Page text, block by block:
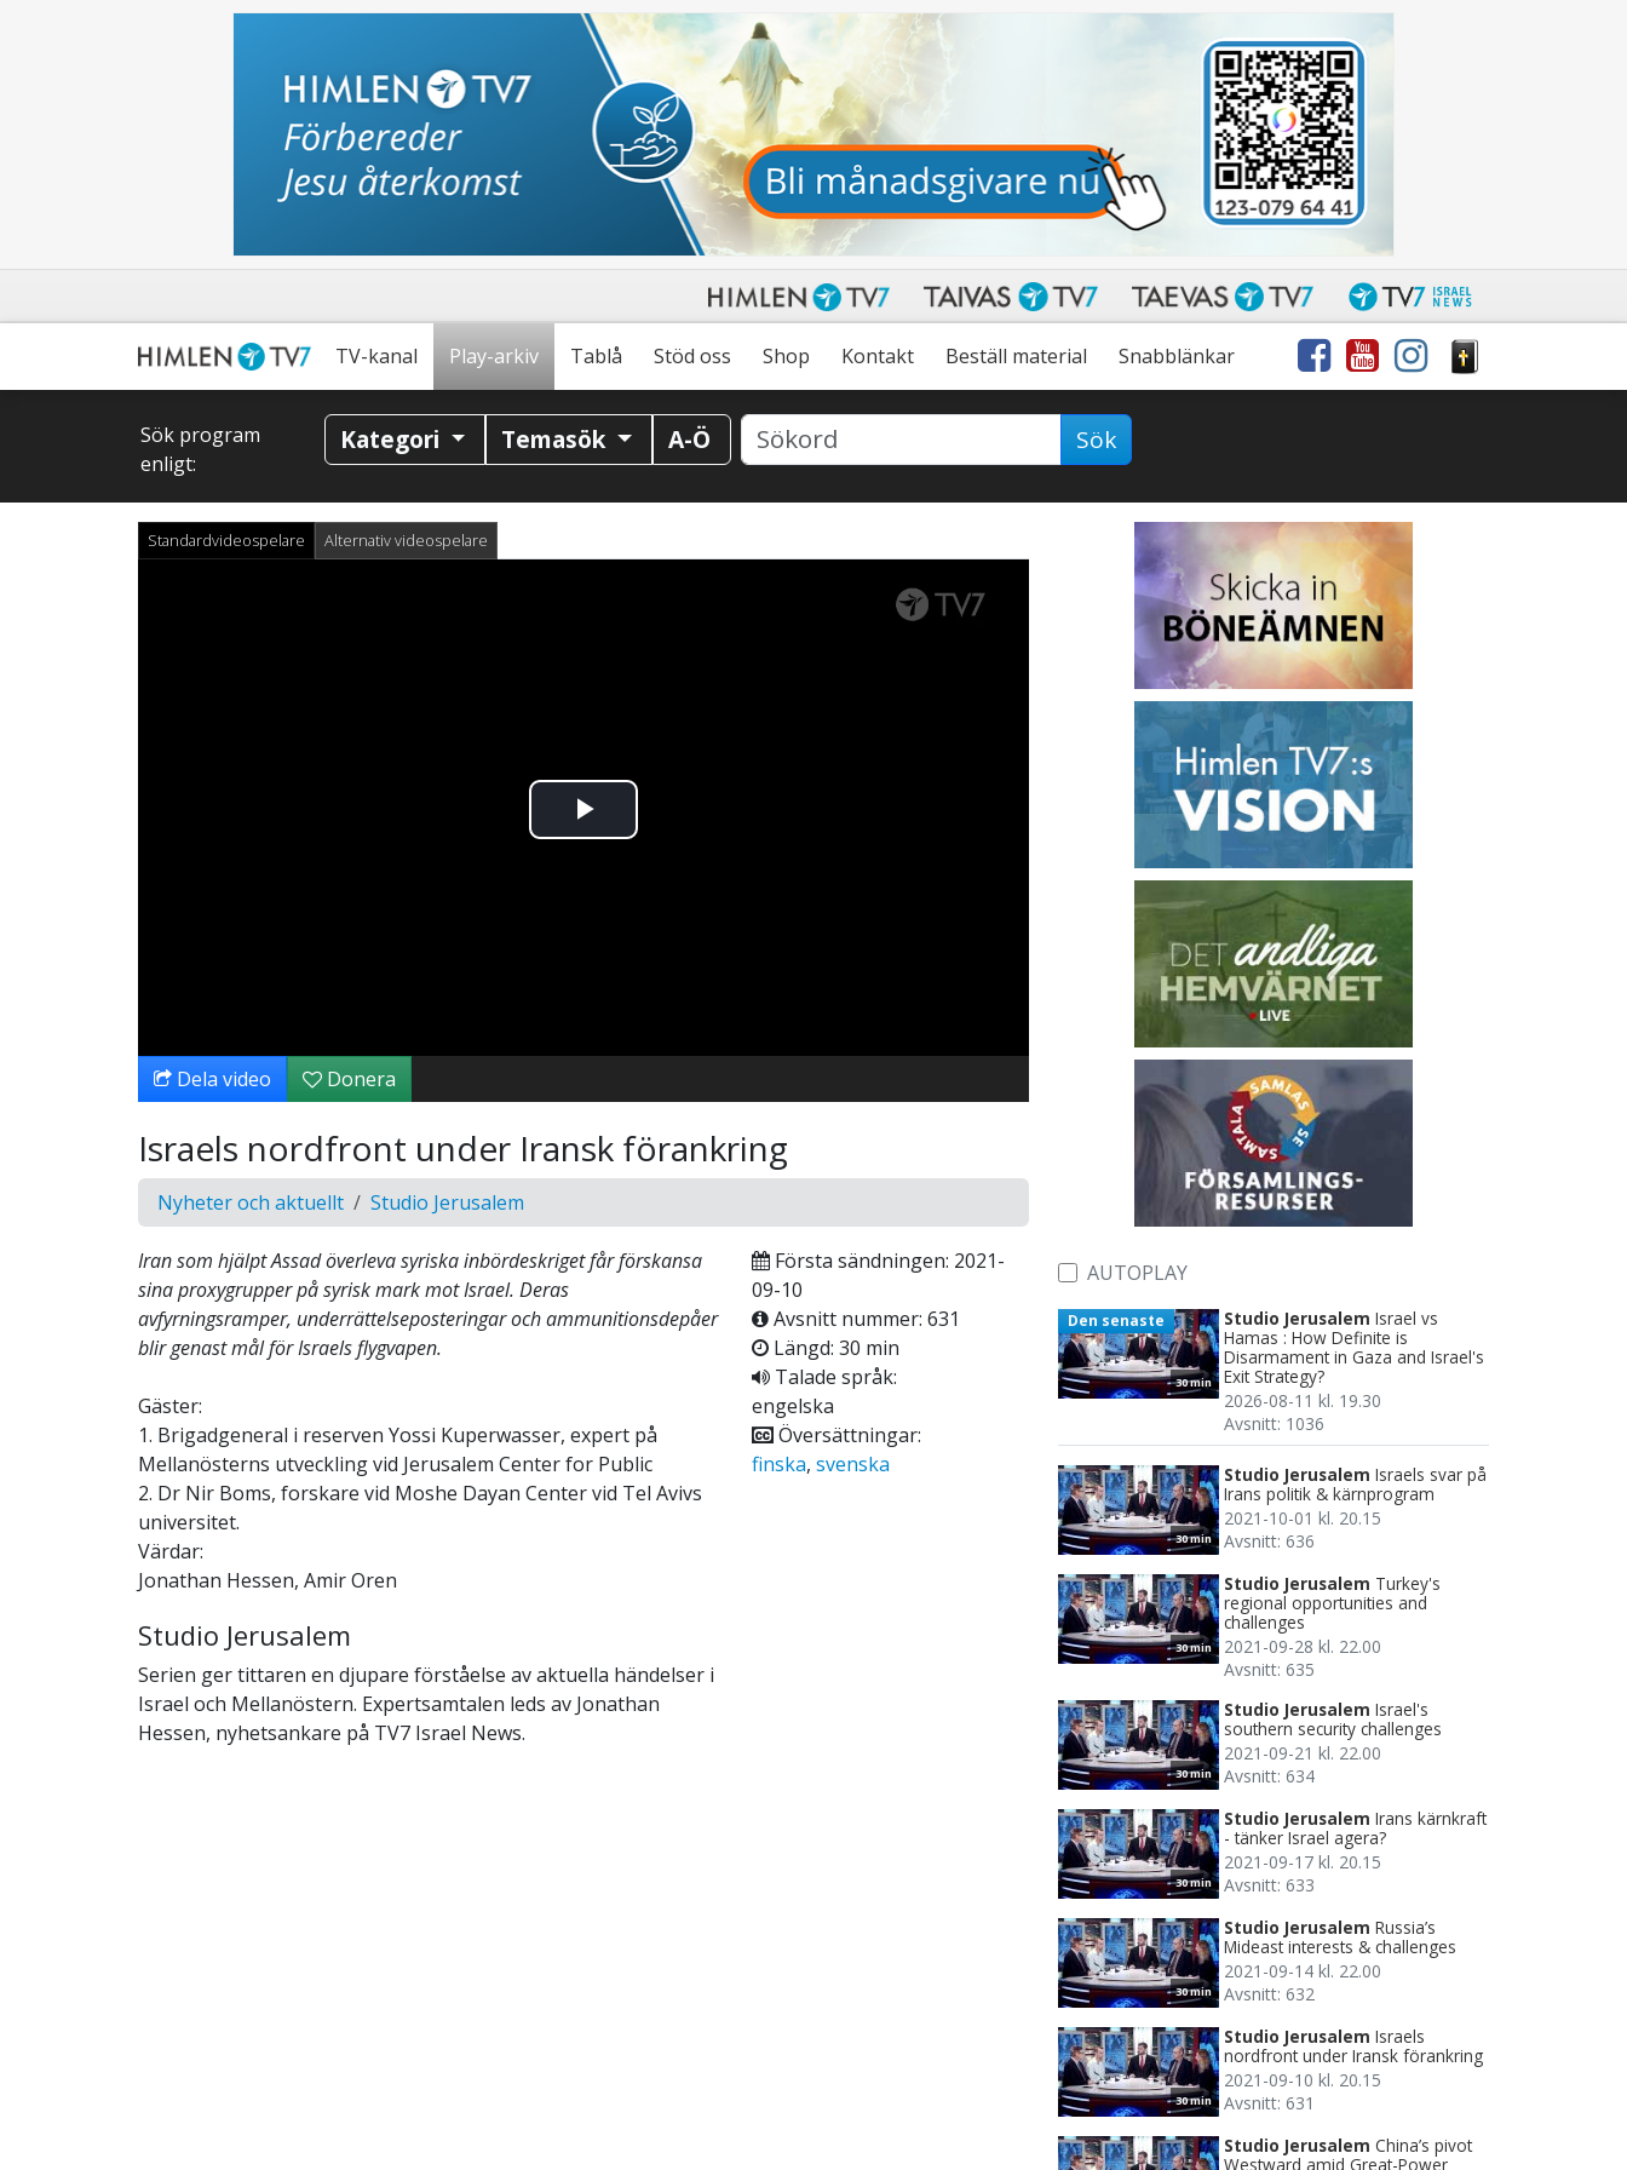
TV-kanal Play-arkiv Tablå Stöd oss Shop Kontakt Beställ material Snabblänkar
Sök program
enligt:
Kategori Temasök A-Ö Sök
Standardvideospelare Alternativ videospelare
Spela
Dela video Donera
Israels nordfront under Iransk förankring
Nyheter och aktuellt Studio Jerusalem
Iran som hjälpt Assad överleva syriska inbördeskriget får förskansa
sina proxygrupper på syrisk mark mot Israel. Deras
avfyrningsramper, underrättelseposteringar och ammunitionsdepåer
blir genast mål för Israels flygvapen.
Gäster:
1. Brigadgeneral i reserven Yossi Kuperwasser, expert på
Mellanösterns utveckling vid Jerusalem Center for Public
2. Dr Nir Boms, forskare vid Moshe Dayan Center vid Tel Avivs
universitet.
Värdar:
Jonathan Hessen, Amir Oren
Studio Jerusalem
Serien ger tittaren en djupare förståelse av aktuella händelser i
Israel och Mellanöstern. Expertsamtalen leds av Jonathan
Hessen, nyhetsankare på TV7 Israel News.
Första sändningen: 2021-
09-10
Avsnitt nummer: 631
Längd: 30 min
Talade språk:
engelska
Översättningar:
finska, svenska
AUTOPLAY
30 min
Den senaste Studio Jerusalem Israel vs
Hamas : How Definite is
Disarmament in Gaza and Israel's
Exit Strategy?
2026-08-11 kl. 19.30
Avsnitt: 1036
30 min
Studio Jerusalem Israels svar på
Irans politik & kärnprogram
2021-10-01 kl. 20.15
Avsnitt: 636
30 min
Studio Jerusalem Turkey's
regional opportunities and
challenges
2021-09-28 kl. 22.00
Avsnitt: 635
30 min
Studio Jerusalem Israel's
southern security challenges
2021-09-21 kl. 22.00
Avsnitt: 634
30 min
Studio Jerusalem Irans kärnkraft
- tänker Israel agera?
2021-09-17 kl. 20.15
Avsnitt: 633
30 min
Studio Jerusalem Russia’s
Mideast interests & challenges
2021-09-14 kl. 22.00
Avsnitt: 632
30 min
Studio Jerusalem Israels
nordfront under Iransk förankring
2021-09-10 kl. 20.15
Avsnitt: 631
Studio Jerusalem China’s pivot
Westward amid Great-Power